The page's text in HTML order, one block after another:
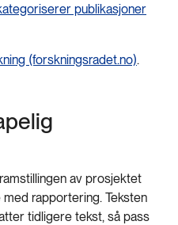
publikasjoner
(forskningsradet.no).
av prosjektet
rapportering. Teksten
tidligere tekst, så pass